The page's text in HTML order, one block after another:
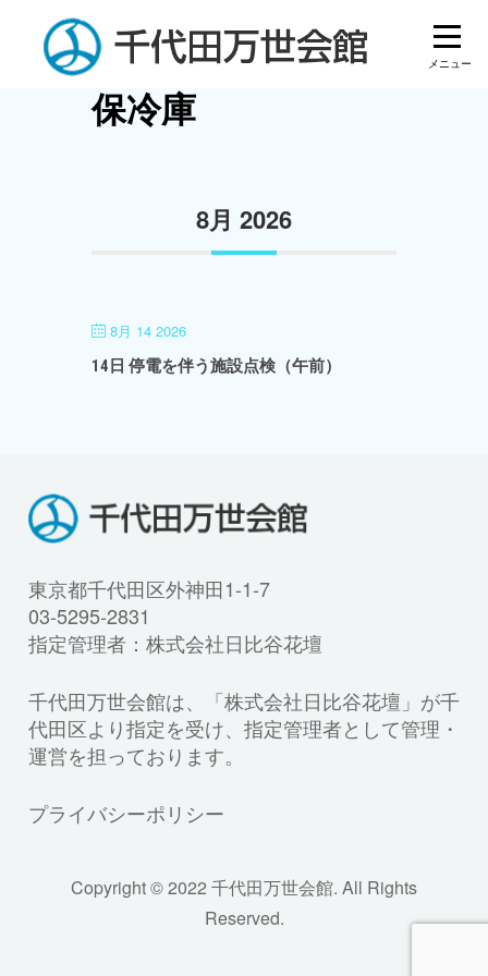
content
保冷庫
8月 2026
8月 14 2026
14日 停電を伴う施設点検（午前）
東京都千代田区外神田1-1-7
03-5295-2831
指定管理者：株式会社日比谷花壇
千代田万世会館は、「株式会社日比谷花壇」が千
代田区より指定を受け、指定管理者として管理・
運営を担っております。
プライバシーポリシー
Copyright © 2022 千代田万世会館. All Rights
Reserved.